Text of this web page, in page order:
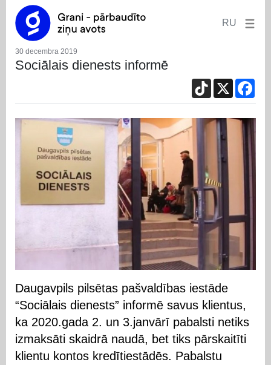
RU
30 decembra 2019
Sociālais dienests informē
TikTok
X
Daugavpils pilsētas pašvaldības iestāde
“Sociālais dienests” informē savus klientus,
ka 2020.gada 2. un 3.janvārī pabalsti netiks
izmaksāti skaidrā naudā, bet tiks pārskaitīti
klientu kontos kredītiestādēs. Pabalstu